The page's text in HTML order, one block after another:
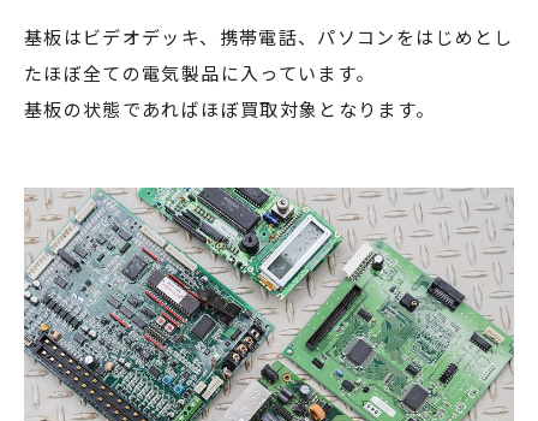
基板はビデオデッキ、携帯電話、パソコンをはじめとし
たほぼ全ての電気製品に入っています。
基板の状態であればほぼ買取対象となります。